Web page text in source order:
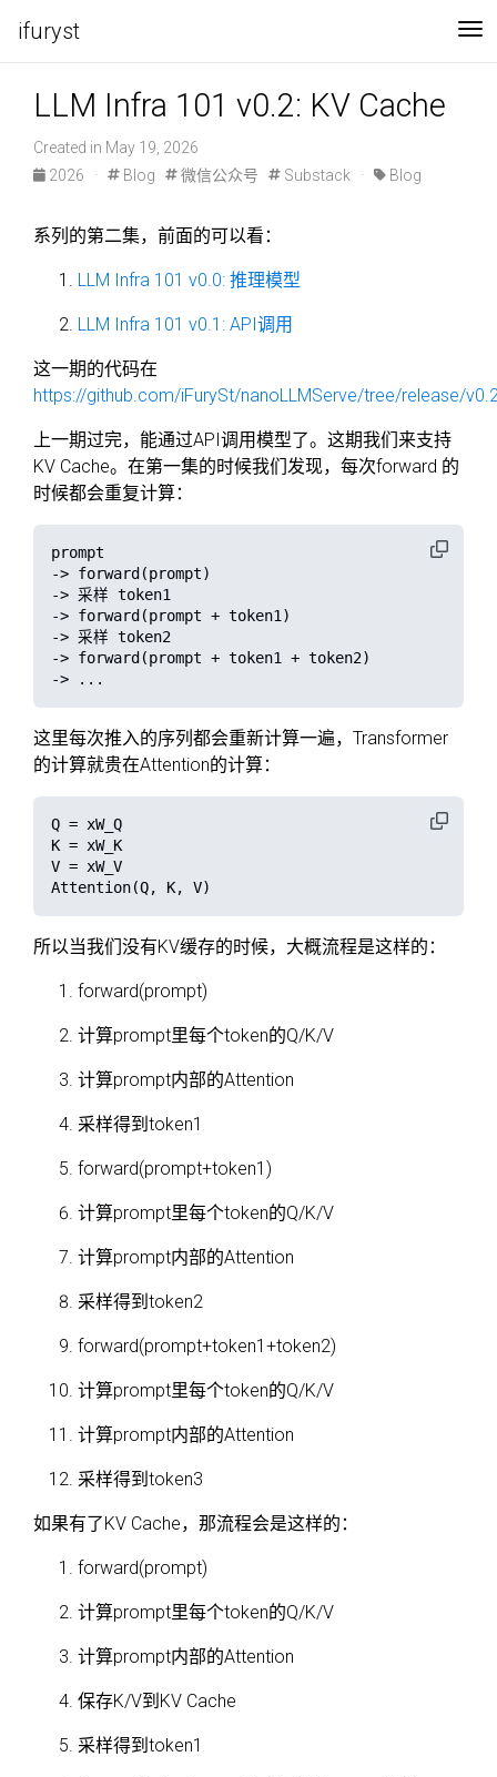
ifuryst
LLM Infra 101 v0.2: KV Cache
Created in May 19, 2026
2026
· Blog 微信公众号 Substack · Blog
系列的第二集，前面的可以看：
LLM Infra 101 v0.0: 推理模型
LLM Infra 101 v0.1: API调用
这一期的代码在
https://github.com/iFurySt/nanoLLMServe/tree/release/
上一期过完，能通过API调用模型了。这期我们来支持
KV Cache。在第一集的时候我们发现，每次forward 的
时候都会重复计算：
prompt
-> forward(prompt)
-> 采样 token1
-> forward(prompt + token1)
-> 采样 token2
-> forward(prompt + token1 + token2)
这里每次推入的序列都会重新计算一遍，Transformer
的计算就贵在Attention的计算：
Q = xW_Q
K = xW_K
V = xW_V
所以当我们没有KV缓存的时候，大概流程是这样的：
forward(prompt)
计算prompt里每个token的Q/K/V
计算prompt内部的Attention
采样得到token1
forward(prompt+token1)
计算prompt里每个token的Q/K/V
计算prompt内部的Attention
采样得到token2
forward(prompt+token1+token2)
计算prompt里每个token的Q/K/V
计算prompt内部的Attention
采样得到token3
如果有了KV Cache，那流程会是这样的：
forward(prompt)
计算prompt里每个token的Q/K/V
计算prompt内部的Attention
保存K/V到KV Cache
采样得到token1